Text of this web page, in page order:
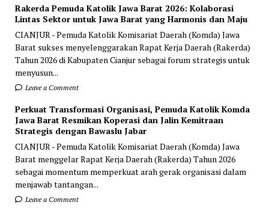
Rakerda Pemuda Katolik Jawa Barat 2026: Kolaborasi
Lintas Sektor untuk Jawa Barat yang Harmonis dan Maju
CIANJUR - Pemuda Katolik Komisariat Daerah (Komda) Jawa
Barat sukses menyelenggarakan Rapat Kerja Daerah (Rakerda)
Tahun 2026 di Kabupaten Cianjur sebagai forum strategis untuk
menyusun...
Leave a Comment
Perkuat Transformasi Organisasi, Pemuda Katolik Komda
Jawa Barat Resmikan Koperasi dan Jalin Kemitraan
Strategis dengan Bawaslu Jabar
CIANJUR - Pemuda Katolik Komisariat Daerah (Komda) Jawa
Barat menggelar Rapat Kerja Daerah (Rakerda) Tahun 2026
sebagai momentum memperkuat arah gerak organisasi dalam
menjawab tantangan...
Leave a Comment